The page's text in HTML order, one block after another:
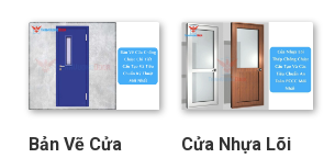
Bản Vẽ Cửa
Cửa Nhựa Lõi